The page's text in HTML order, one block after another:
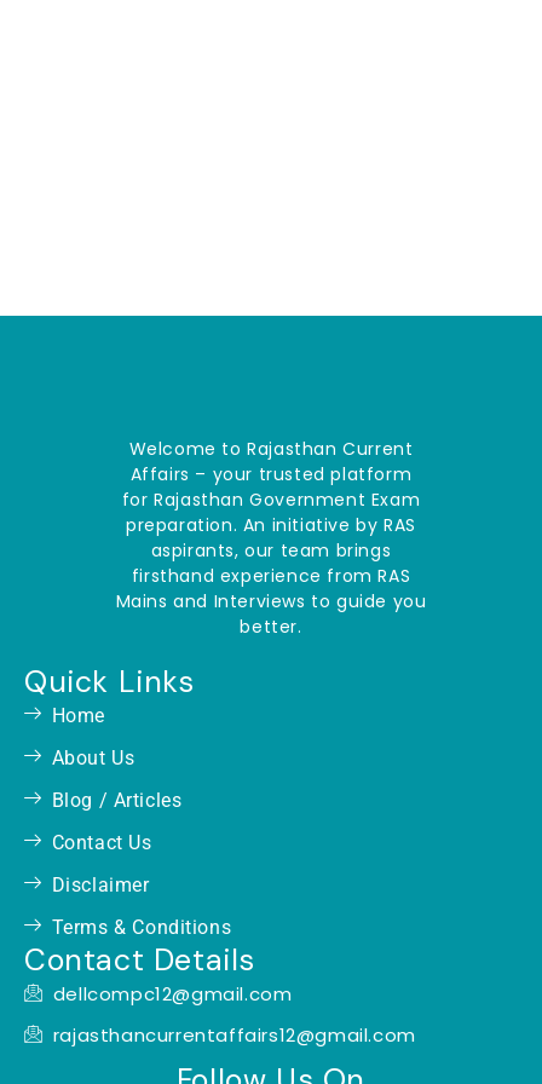
Welcome to Rajasthan Current
Affairs – your trusted platform
for Rajasthan Government Exam
preparation. An initiative by RAS
aspirants, our team brings
firsthand experience from RAS
Mains and Interviews to guide you
better.
Quick Links
Home
About Us
Blog / Articles
Contact Us
Disclaimer
Terms & Conditions
Contact Details
dellcompc12@gmail.com
rajasthancurrentaffairs12@gmail.com